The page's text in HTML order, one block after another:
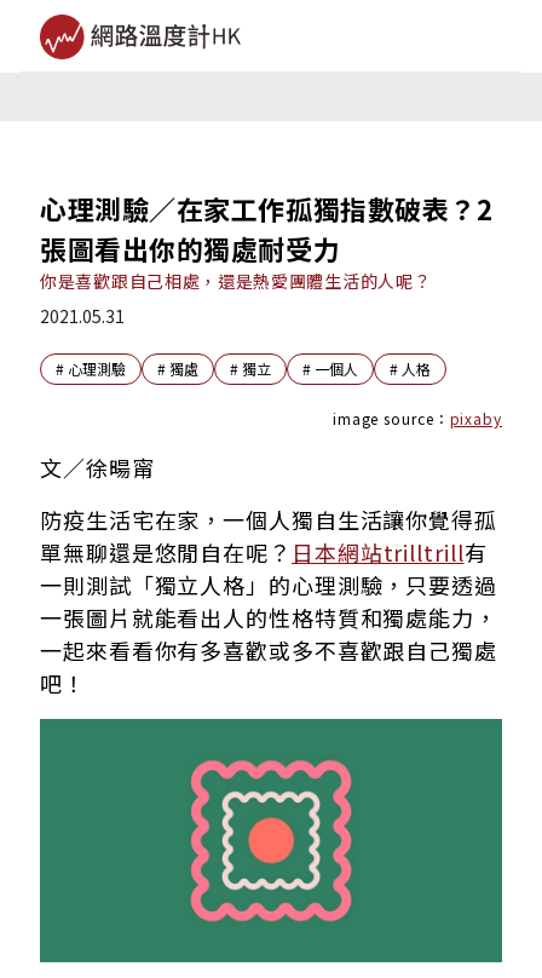
心理測驗／在家工作孤獨指數破表？2
張圖看出你的獨處耐受力
你是喜歡跟自己相處，還是熱愛團體生活的人呢？
2021.05.31
# 心理測驗 # 獨處 # 獨立 # 一個人 # 人格
image source： pixaby
文／徐暘甯
防疫生活宅在家，一個人獨自生活讓你覺得孤
單無聊還是悠閒自在呢？ 日本網站trilltrill有
一則測試「獨立人格」的心理測驗，只要透過
一張圖片就能看出人的性格特質和獨處能力，
一起來看看你有多喜歡或多不喜歡跟自己獨處
吧！